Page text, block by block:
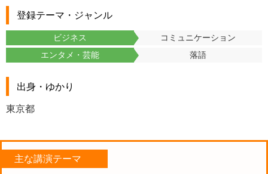
登録テーマ・ジャンル
ビジネス
コミュニケーション
エンタメ・芸能
落語
出身・ゆかり
東京都
主な講演テーマ